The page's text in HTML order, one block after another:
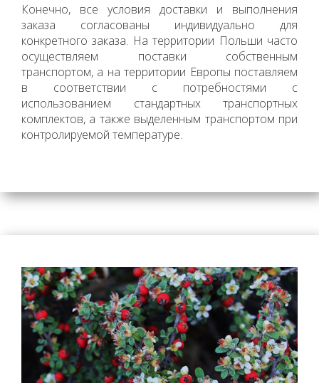
Конечно, все условия доставки и выполнения
заказа согласованы индивидуально для
конкретного заказа. На территории Польши часто
осуществляем поставки собственным
транспортом, а на территории Европы поставляем
в соответствии с потребностями с
использованием стандартных транспортных
комплектов, а также выделенным транспортом при
контролируемой температуре.